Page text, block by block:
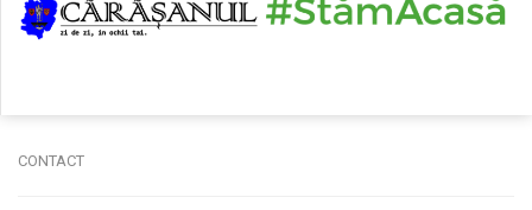
CONTACT